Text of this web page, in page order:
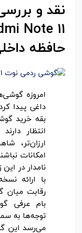
نقد و
Note 11
حافظه داخلی
امروزه
داغی پیدا
بقه خرید
انتظار
ارزان‌تر،
امکانات
نامدار در
با ارائه
رقابت میان
توجه‌ها به
می‌رسد این